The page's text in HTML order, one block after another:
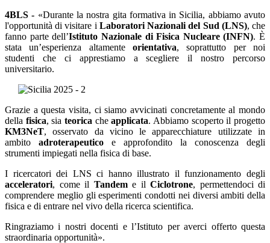
4BLS - «Durante la nostra gita formativa in Sicilia, abbiamo avuto
l'opportunità di visitare i Laboratori Nazionali del Sud (LNS), che
fanno parte dell’Istituto Nazionale di Fisica Nucleare (INFN). È
stata un’esperienza altamente orientativa, soprattutto per noi
studenti che ci apprestiamo a scegliere il nostro percorso
universitario.
Grazie a questa visita, ci siamo avvicinati concretamente al mondo
della fisica, siateorica cheapplicata. Abbiamo scoperto il progetto
KM3NeT, osservato da vicino le apparecchiature utilizzate in
ambito adroterapeutico e approfondito la conoscenza degli
strumenti impiegati nella fisica di base.
I ricercatori dei LNS ci hanno illustrato il funzionamento degli
acceleratori, come il Tandeme il Ciclotrone, permettendoci di
comprendere meglio gli esperimenti condotti nei diversi ambiti della
fisica e di entrare nel vivo della ricerca scientifica.
Ringraziamo i nostri docenti e l’Istituto per averci offerto questa
straordinaria opportunità».